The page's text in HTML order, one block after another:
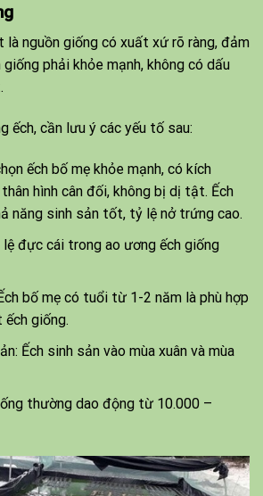
là nguồn giống có xuất xứ rõ ràng, đảm
phải khỏe mạnh, không có dấu
ếch, cần lưu ý các yếu tố sau:
ếch bố mẹ khỏe mạnh, có kích
hình cân đối, không bị dị tật. Ếch
năng sinh sản tốt, tỷ lệ nở trứng cao.
đực cái trong ao ương ếch giống
bố mẹ có tuổi từ 1-2 năm là phù hợp
giống.
Ếch sinh sản vào mùa xuân và mùa
thường dao động từ 10.000 –